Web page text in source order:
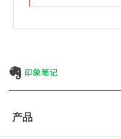
产品